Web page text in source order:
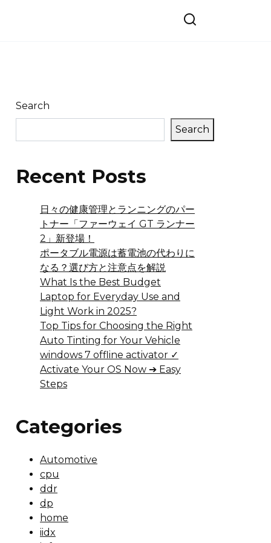
Search
Search
Recent Posts
日々の健康管理とランニングのパー
トナー「ファーウェイ GT ランナー
2」新登場！
ポータブル電源は蓄電池の代わりに
なる？選び方と注意点を解説
What Is the Best Budget
Laptop for Everyday Use and
Light Work in 2025?
Top Tips for Choosing the Right
Auto Tinting for Your Vehicle
windows 7 offline activator ✓
Activate Your OS Now ➔ Easy
Steps
Categories
Automotive
cpu
ddr
dp
home
iidx